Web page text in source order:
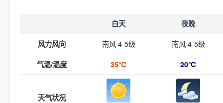
白天 夜晚
风力风向 南风 4-5级 南风 4-5级
气温/温度 35℃ 20℃
天气状况